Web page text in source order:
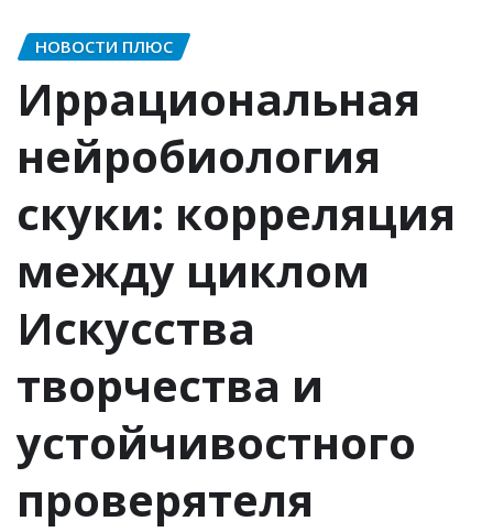
НОВОСТИ ПЛЮС
Иррациональная
нейробиология
скуки: корреляция
между циклом
Искусства
творчества и
устойчивостного
проверятеля